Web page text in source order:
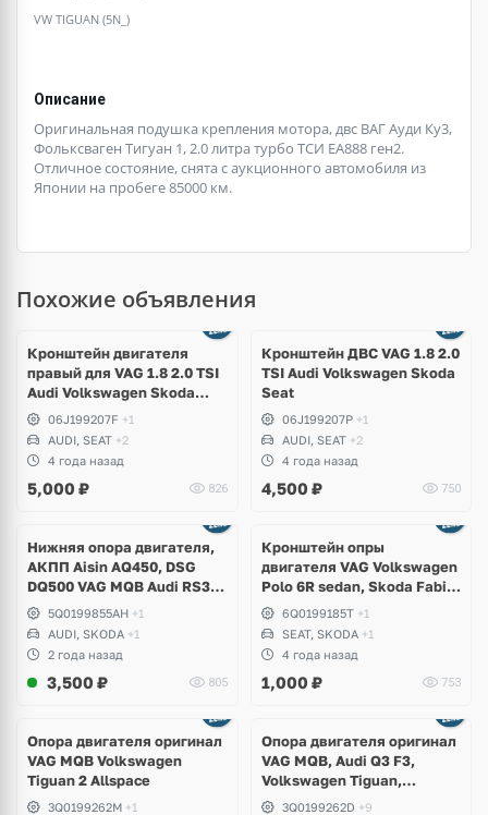
VW TIGUAN (5N_)
Описание
Оригинальная подушка крепления мотора, двс ВАГ Ауди Ку3,
Фольксваген Тигуан 1, 2.0 литра турбо ТСИ ЕА888 ген2.
Отличное состояние, снята с аукционного автомобиля из
Японии на пробеге 85000 км.
Похожие объявления
Кронштейн двигателя
правый для VAG 1.8 2.0 TSI
Audi Volkswagen Skoda
Seat06J199207F +1
AUDI, SEAT +2
4 года назад
5,000 ₽ 826
Кронштейн ДВС VAG 1.8 2.0
TSI Audi Volkswagen Skoda
Seat
06J199207P +1
AUDI, SEAT +2
4 года назад
4,500 ₽ 750
Нижняя опора двигателя,
АКПП Aisin AQ450, DSG
DQ500 VAG MQB Audi RS3,
TTRS, Q3, RSQ3,
Volkswagen Tiguan, Passat
B8, Arteon, Skoda Kodiaq
RS, Seat Formentor Cupra
5Q0199855AH +1
AUDI, SKODA +1
2 года назад
3,500 ₽ 805
Кронштейн опры
двигателя VAG Volkswagen
Polo 6R sedan, Skoda Fabia,
Seat Ibiza
6Q0199185T +1
SEAT, SKODA +1
4 года назад
1,000 ₽ 753
Опора двигателя оригинал
VAG MQB Volkswagen
Tiguan 2 Allspace
3Q0199262M +1
Опора двигателя оригинал
VAG MQB, Audi Q3 F3,
Volkswagen Tiguan,
Allspace, Arteon, Passat B8,
3Q0199262D +9